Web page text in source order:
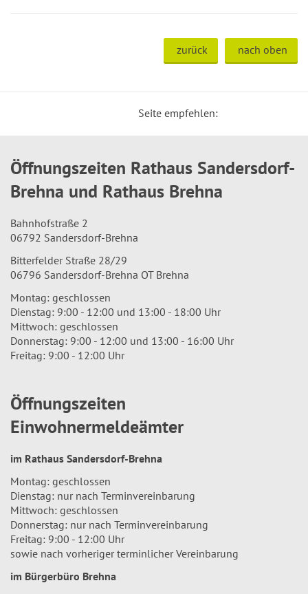
zurück nach oben
Seite empfehlen:
Öffnungszeiten Rathaus Sandersdorf-
Brehna und Rathaus Brehna
Bahnhofstraße 2
06792 Sandersdorf-Brehna
Bitterfelder Straße 28/29
06796 Sandersdorf-Brehna OT Brehna
Montag: geschlossen
Dienstag: 9:00 - 12:00 und 13:00 - 18:00 Uhr
Mittwoch: geschlossen
Donnerstag: 9:00 - 12:00 und 13:00 - 16:00 Uhr
Freitag: 9:00 - 12:00 Uhr
Öffnungszeiten
Einwohnermeldeämter
im Rathaus Sandersdorf-Brehna
Montag: geschlossen
Dienstag: nur nach Terminvereinbarung
Mittwoch: geschlossen
Donnerstag: nur nach Terminvereinbarung
Freitag: 9:00 - 12:00 Uhr
sowie nach vorheriger terminlicher Vereinbarung
im Bürgerbüro Brehna